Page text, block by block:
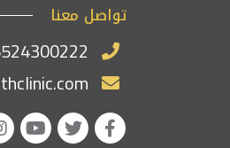
تواصل معنا